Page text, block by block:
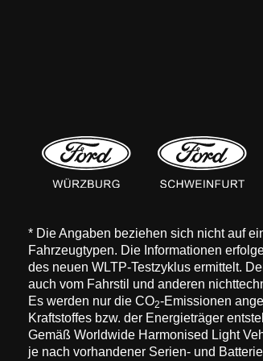
* Die Angaben beziehen sich nicht auf
Fahrzeugtypen. Die Informationen
des neuen WLTP-Testzyklus ermittelt.
auch vom Fahrstil und anderen
Es werden nur die CO2-Emissionen
Kraftstoffes bzw. der Energieträger
Gemäß Worldwide Harmonised Light
je nach vorhandener Serien- und